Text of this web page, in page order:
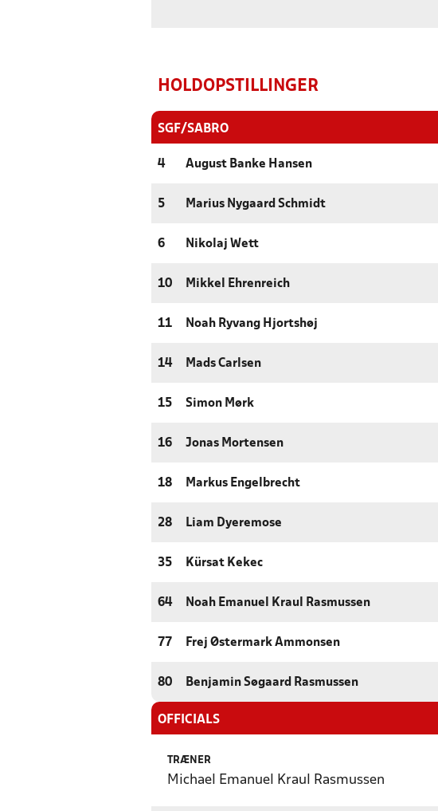
HOLDOPSTILLINGER
SGF/SABRO
4 August Banke Hansen
5 Marius Nygaard Schmidt
6 Nikolaj Wett
10 Mikkel Ehrenreich
11 Noah Ryvang Hjortshøj
14 Mads Carlsen
15 Simon Mørk
16 Jonas Mortensen
18 Markus Engelbrecht
28 Liam Dyeremose
35 Kürsat Kekec
64 Noah Emanuel Kraul Rasmussen
77 Frej Østermark Ammonsen
80 Benjamin Søgaard Rasmussen
OFFICIALS
TRÆNER
Michael Emanuel Kraul Rasmussen